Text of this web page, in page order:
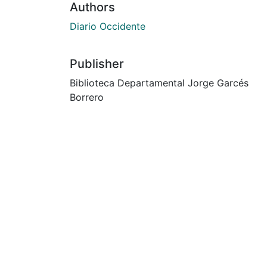
Authors
Diario Occidente
Publisher
Biblioteca Departamental Jorge Garcés
Borrero